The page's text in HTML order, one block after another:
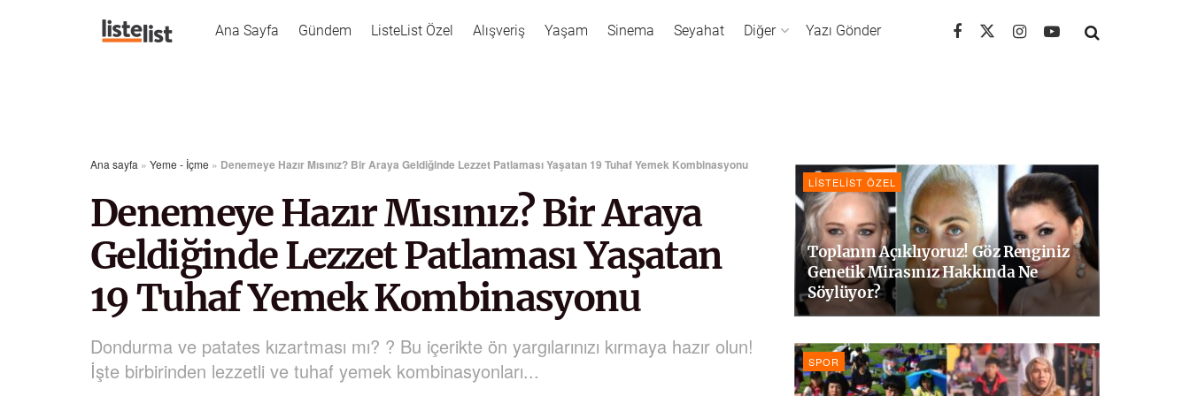
Ana Sayfa Gündem ListeList Özel Alışveriş Yaşam Sinema Seyahat Diğer Yazı Gönder
Ana sayfa » Yeme - İçme » Denemeye Hazır Mısınız? Bir Araya Geldiğinde Lezzet Patlaması Yaşatan 19 Tuhaf Yemek Kombinasyonu
Denemeye Hazır Mısınız? Bir Araya
Geldiğinde Lezzet Patlaması Yaşatan
19 Tuhaf Yemek Kombinasyonu
Dondurma ve patates kızartması mı? ? Bu içerikte ön yargılarınızı kırmaya hazır olun!
İşte birbirinden lezzetli ve tuhaf yemek kombinasyonları...
LISTELIST ÖZEL
Toplanın Açıklıyoruz! Göz Renginiz
Genetik Mirasınız Hakkında Ne
Söylüyor?
SPOR